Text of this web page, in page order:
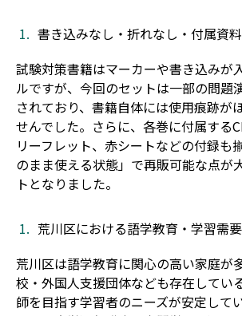
書き込みなし・折れなし・付属資
試験対策書籍はマーカーや書き込みが
ルですが、今回のセットは一部の問題
されており、書籍自体には使用痕跡が
せんでした。さらに、各巻に付属する
リーフレット、赤シートなどの付録も
のまま使える状態」で再販可能な点が
トとなりました。
荒川区における語学教育・学習需
荒川区は語学教育に関心の高い家庭が
校・外国人支援団体なども存在してい
師を目指す学習者のニーズが安定して